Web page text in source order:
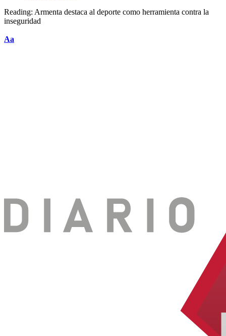
Reading: Armenta destaca al deporte como herramienta contra la
inseguridad
Aa